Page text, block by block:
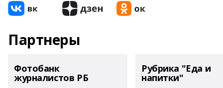
Партнеры
Фотобанк
журналистов РБ
Рубрика "Еда и
напитки"